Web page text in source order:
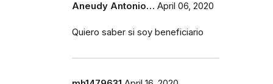
Aneudy Antonio… April 06, 2020
Quiero saber si soy beneficiario